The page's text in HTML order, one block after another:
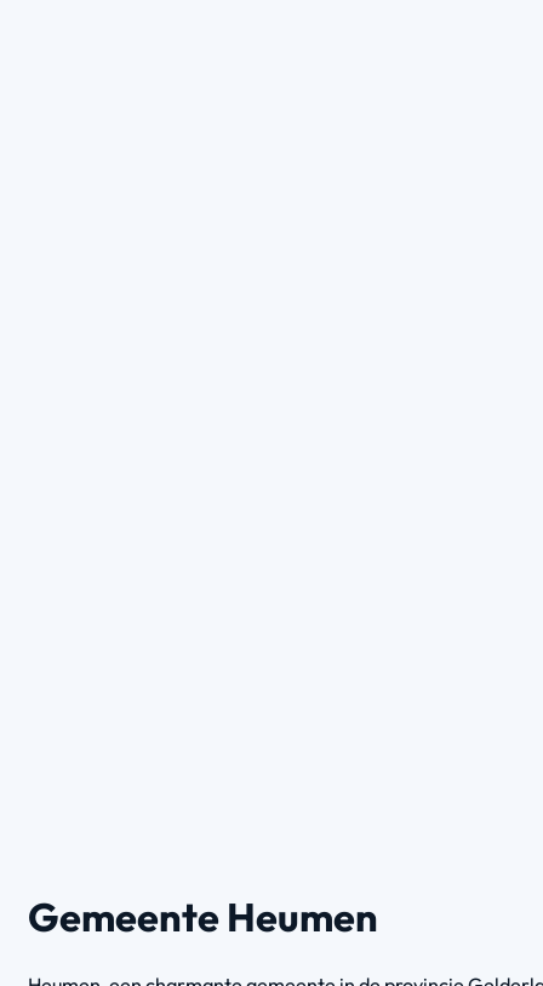
Gemeente Heumen